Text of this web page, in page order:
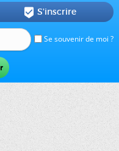
Se souvenir de moi ?
 S'inscrire